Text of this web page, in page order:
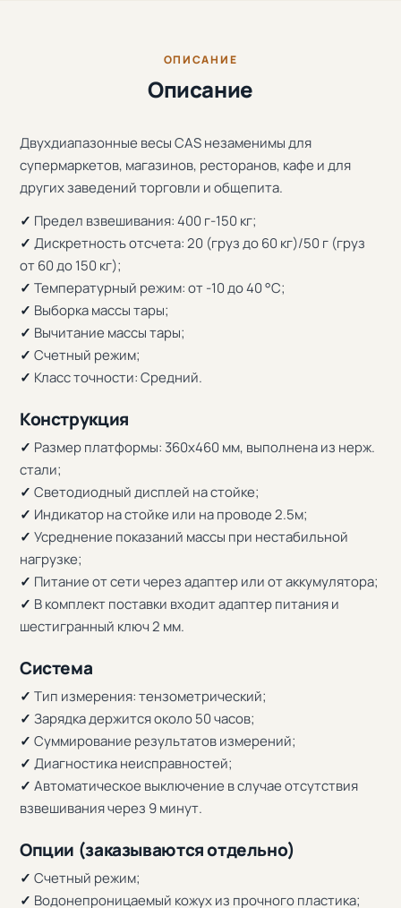
ОПИСАНИЕ
Описание
Двухдиапазонные весы CAS незаменимы для
супермаркетов, магазинов, ресторанов, кафе и для
других заведений торговли и общепита.
✓ Предел взвешивания: 400 г-150 кг;
✓ Дискретность отсчета: 20 (груз до 60 кг)/50 г (груз
от 60 до 150 кг);
✓ Температурный режим: от -10 до 40 °С;
✓ Выборка массы тары;
✓ Вычитание массы тары;
✓ Счетный режим;
✓ Класс точности: Средний.
Конструкция
✓ Размер платформы: 360x460 мм, выполнена из нерж.
стали;
✓ Светодиодный дисплей на стойке;
✓ Индикатор на стойке или на проводе 2.5м;
✓ Усреднение показаний массы при нестабильной
нагрузке;
✓ Питание от сети через адаптер или от аккумулятора;
✓ В комплект поставки входит адаптер питания и
шестигранный ключ 2 мм.
Система
✓ Тип измерения: тензометрический;
✓ Зарядка держится около 50 часов;
✓ Суммирование результатов измерений;
✓ Диагностика неисправностей;
✓ Автоматическое выключение в случае отсутствия
взвешивания через 9 минут.
Опции (заказываются отдельно)
✓ Счетный режим;
✓ Водонепроницаемый кожух из прочного пластика;